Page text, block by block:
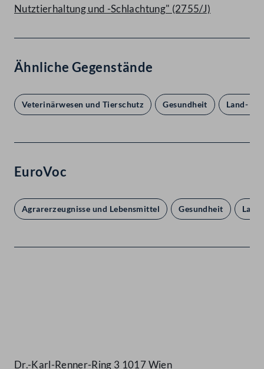
Nutztierhaltung und -Schlachtung" (2755/J)
Ähnliche Gegenstände
Veterinärwesen und Tierschutz Gesundheit Land-
EuroVoc
Agrarerzeugnisse und Lebensmittel Gesundheit
Dr.-Karl-Renner-Ring 3 1017 Wien